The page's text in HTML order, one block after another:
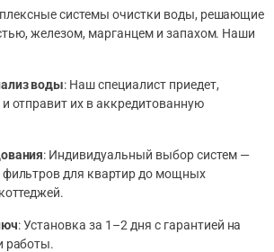
системы очистки воды, решающие
железом, марганцем и запахом. Наши
воды: Наш специалист приедет,
отправит их в аккредитованную
: Индивидуальный выбор систем —
для квартир до мощных
: Установка за 1–2 дня с гарантией на
работы.